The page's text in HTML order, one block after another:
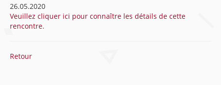
26.05.2020
Veuillez cliquer ici pour connaître les détails de cette
rencontre.
Retour